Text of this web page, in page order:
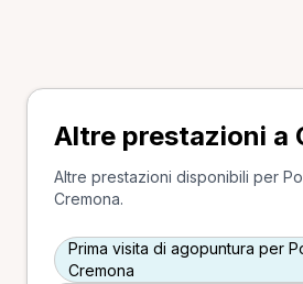
Altre prestazioni a
Altre prestazioni disponibili per
Cremona.
Prima visita di agopuntura per
Cremona